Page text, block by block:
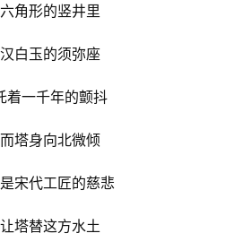
六角形的竖井里
汉白玉的须弥座
着一千年的颤抖
而塔身向北微倾
宋代工匠的慈悲
让塔替这方水土